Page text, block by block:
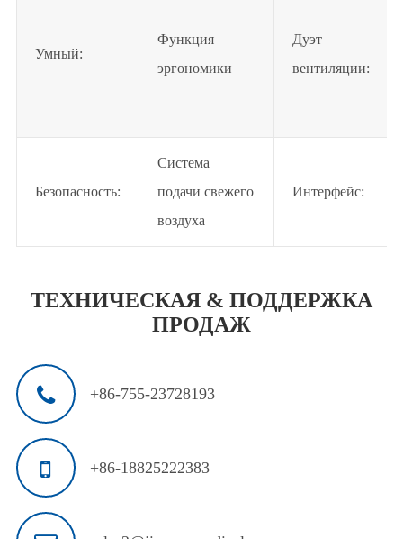
Умный:
Функция
эргономики
Дуэт
вентиляции:
Безопасность:
Система
подачи свежего
воздуха
Интерфейс:
ТЕХНИЧЕСКАЯ & ПОДДЕРЖКА
ПРОДАЖ
+86-755-23728193
+86-18825222383